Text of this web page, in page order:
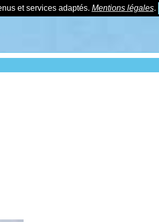
et services adaptés. Mentions légales.